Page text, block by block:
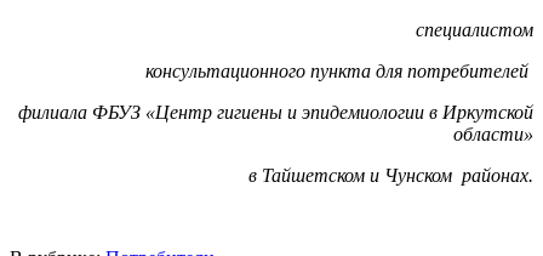
специалистом
консультационного пункта для потребителей
филиала ФБУЗ «Центр гигиены и эпидемиологии в Иркутской
области»
в Тайшетском и Чунском районах.